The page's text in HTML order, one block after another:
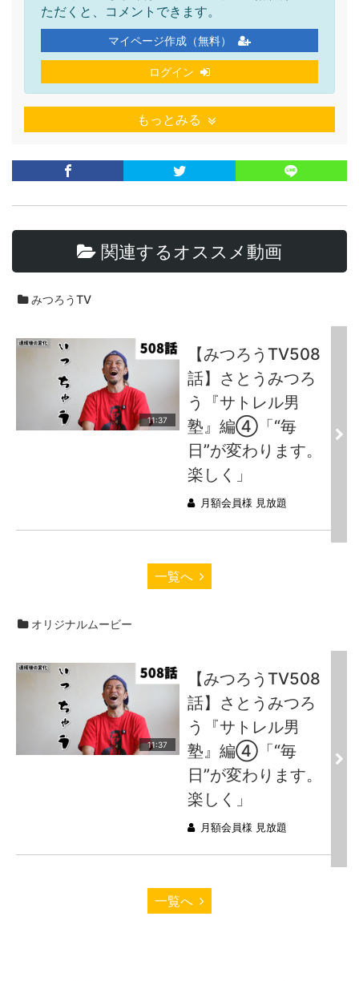
ただくと、コメントできます。
マイページ作成（無料）
ログイン
もっとみる
関連するオススメ動画
みつろうTV
11:37
【みつろうTV508
話】さとうみつろ
う『サトレル男
塾』編④「“毎
日”が変わります。
楽しく」
月額会員様 見放題
一覧へ
オリジナルムービー
11:37
【みつろうTV508
話】さとうみつろ
う『サトレル男
塾』編④「“毎
日”が変わります。
楽しく」
月額会員様 見放題
一覧へ